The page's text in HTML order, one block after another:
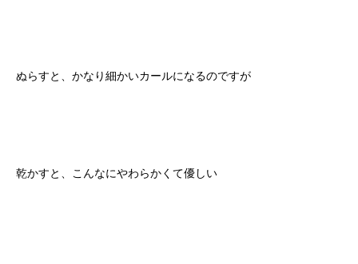
ぬらすと、かなり細かいカールになるのですが
乾かすと、こんなにやわらかくて優しい